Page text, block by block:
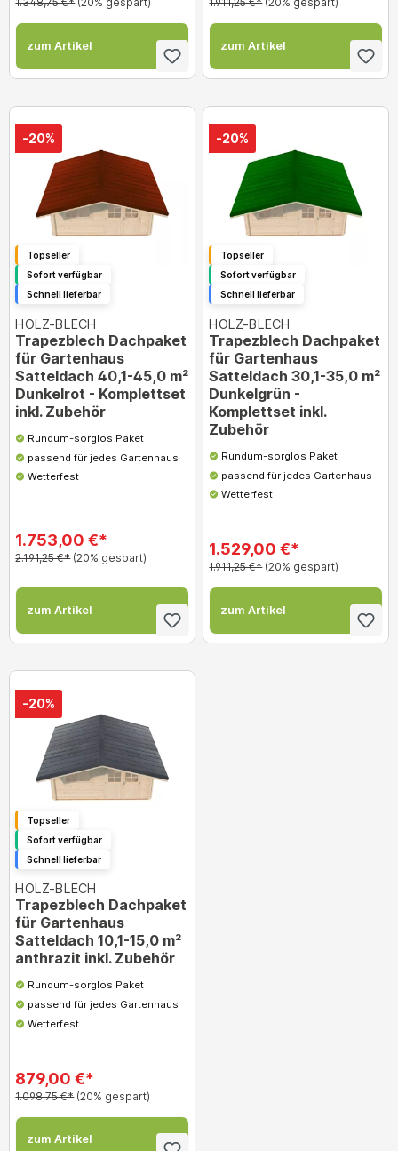
zum Artikel zum Artikel
-20%
Topseller
Sofort verfügbar
Schnell lieferbar
HOLZ-BLECH
Trapezblech Dachpaket
für Gartenhaus
Satteldach 40,1-45,0 m²
Dunkelrot - Komplettset
inkl. Zubehör
Rundum-sorglos Paket
passend für jedes Gartenhaus
Wetterfest
1.753,00 €*
2.191,25 €* (20% gespart)
zum Artikel
-20%
Topseller
Sofort verfügbar
Schnell lieferbar
HOLZ-BLECH
Trapezblech Dachpaket
für Gartenhaus
Satteldach 30,1-35,0 m²
Dunkelgrün -
Komplettset inkl.
Zubehör
Rundum-sorglos Paket
passend für jedes Gartenhaus
Wetterfest
1.529,00 €*
1.911,25 €* (20% gespart)
zum Artikel
-20%
Topseller
Sofort verfügbar
Schnell lieferbar
HOLZ-BLECH
Trapezblech Dachpaket
für Gartenhaus
Satteldach 10,1-15,0 m²
anthrazit inkl. Zubehör
Rundum-sorglos Paket
passend für jedes Gartenhaus
Wetterfest
879,00 €*
1.098,75 €* (20% gespart)
zum Artikel